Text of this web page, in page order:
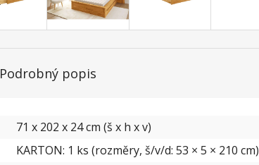
Podrobný popis
71 x 202 x 24 cm (š x h x v)
KARTON: 1 ks (rozměry, š/v/d: 53 × 5 × 210 cm)